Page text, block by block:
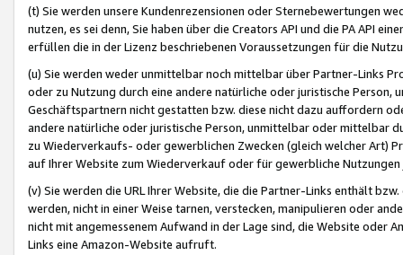
(t) Sie werden unsere Kundenrezensionen oder Sternebewertungen
nutzen, es sei denn, Sie haben über die Creators API und die PA API
erfüllen die in der Lizenz beschriebenen Voraussetzungen für die
(u) Sie werden weder unmittelbar noch mittelbar über Partner-Links
oder zu Nutzung durch eine andere natürliche oder juristische
Geschäftspartnern nicht gestatten bzw. diese nicht dazu auffordern
andere natürliche oder juristische Person, unmittelbar oder mittelbar
zu Wiederverkaufs- oder gewerblichen Zwecken (gleich welcher Art)
auf Ihrer Website zum Wiederverkauf oder für gewerbliche
(v) Sie werden die URL Ihrer Website, die die Partner-Links enthält
werden, nicht in einer Weise tarnen, verstecken, manipulieren oder
nicht mit angemessenem Aufwand in der Lage sind, die Website oder
Links eine Amazon-Website aufruft.